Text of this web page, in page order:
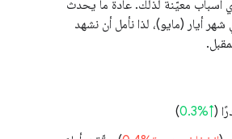
أسباب معيّنة لذلك. عادةً ما يحدث
أيار (مايو)، لذا نأمل أن نشهد
↑%0.3
)